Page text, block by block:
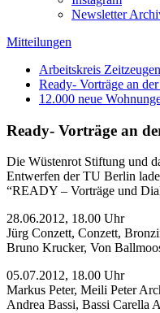
Newsletter
Mitteilungen
Arbeitskreis Zeitzeugen
Ready- Vorträge an
12.000 neue
Ready- Vorträge an
Die Wüstenrot Stiftung und
Entwerfen der TU Berlin
“READY – Vorträge und
28.06.2012, 18.00 Uhr
Jürg Conzett, Conzett,
Bruno Krucker, Von
05.07.2012, 18.00 Uhr
Markus Peter, Meili Peter
Andrea Bassi, Bassi Carella